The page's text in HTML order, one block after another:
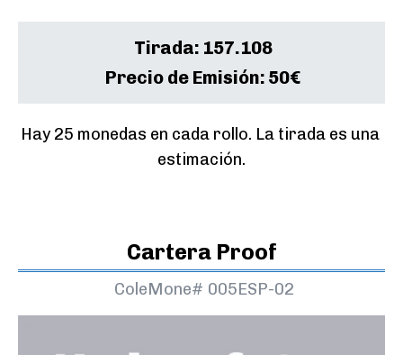
Tirada: 157.108
Precio de Emisión: 50€
Hay 25 monedas en cada rollo. La tirada es una
estimación.
Cartera Proof
ColeMone# 005ESP-02